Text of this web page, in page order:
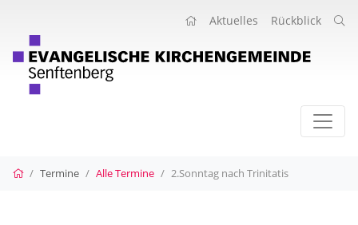
Aktuelles Rückblick
Startseite
Termine Alle Termine 2.Sonntag nach Trinitatis